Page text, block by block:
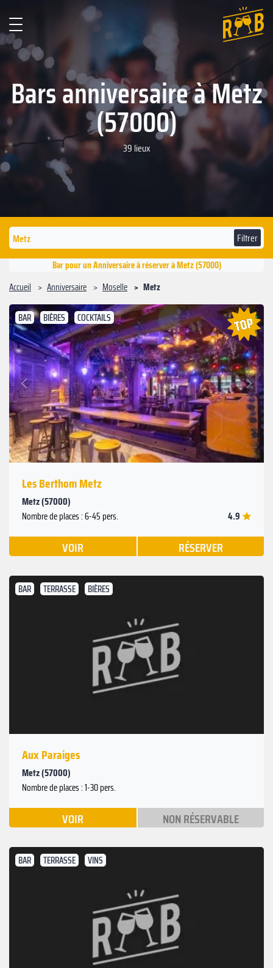
Bars anniversaire à Metz
(57000)
39 lieux
Filtrer
Bar pour un Anniversaire à réserver à Metz (57000)
Accueil
Anniversaire Moselle Metz
BAR BIÈRES COCKTAILS
Précédent
Suivant
Les Berthom Metz
Metz (57000)
Nombre de places : 6-45 pers. 4.9
VOIR RÉSERVER
BAR TERRASSE BIÈRES
Aux Paraiges
Metz (57000)
Nombre de places : 1-30 pers.
VOIR NON RÉSERVABLE
BAR TERRASSE VINS